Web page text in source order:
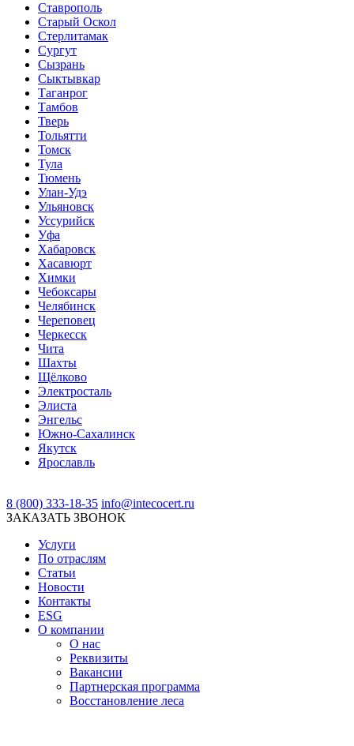
Ставрополь
Старый Оскол
Стерлитамак
Сургут
Сызрань
Сыктывкар
Таганрог
Тамбов
Тверь
Тольятти
Томск
Тула
Тюмень
Улан-Удэ
Ульяновск
Уссурийск
Уфа
Хабаровск
Хасавюрт
Химки
Чебоксары
Челябинск
Череповец
Черкесск
Чита
Шахты
Щёлково
Электросталь
Элиста
Энгельс
Южно-Сахалинск
Якутск
Ярославль
8 (800) 333-18-35 info@intecocert.ru
ЗАКАЗАТЬ ЗВОНОК
Услуги
По отраслям
Статьи
Новости
Контакты
ESG
О компании
О нас
Реквизиты
Вакансии
Партнерская программа
Восстановление леса